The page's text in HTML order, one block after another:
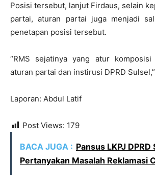
Posisi tersebut, lanjut Firdaus, selain
partai, aturan partai juga menjadi
penetapan posisi tersebut.
“RMS sejatinya yang atur komposisi
aturan partai dan instirusi DPRD
Laporan: Abdul Latif
Post Views: 179
BACA JUGA : Pansus LKPJ
Pertanyakan Masalah Reklamasi